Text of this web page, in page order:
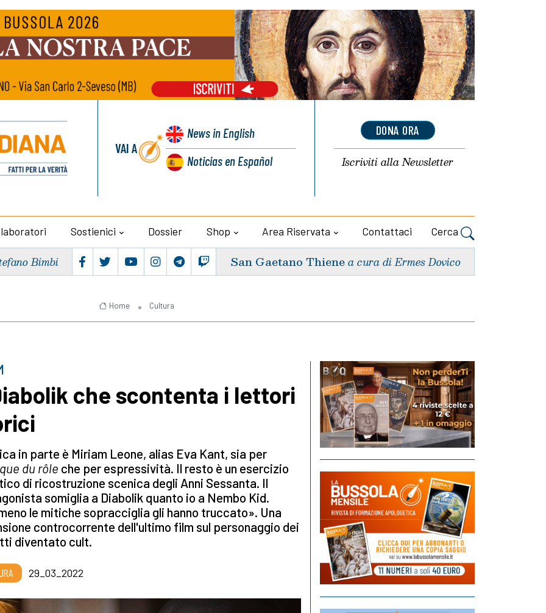
VAI A
Newsin English
Noticiasen Español
DONA ORA
Iscriviti allaNewsletter
Sostienici Dossier Shop Area Riservata Contattaci Cerca
Bimbi San Gaetano Thiene a cura di Ermes Dovico
Home Cultura
che scontenta i lettori
in parte è Miriam Leone, alias Eva Kant, sia per
du rôle che per espressività. Il resto è un esercizio
di ricostruzione scenica degli Anni Sessanta. Il
somiglia a Diabolik quanto io a Nembo Kid.
le mitiche sopracciglia gli hanno truccato». Una
controcorrente dell'ultimo film sul personaggio dei
diventato cult.
29_03_2022